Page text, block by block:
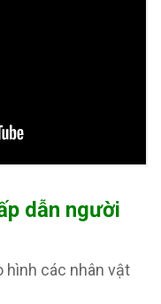
dẫn người
hình các nhân vật